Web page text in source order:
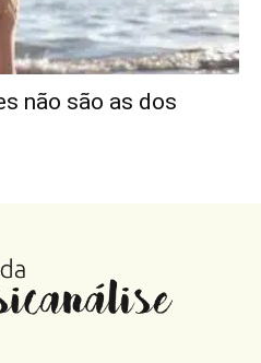
não são as dos